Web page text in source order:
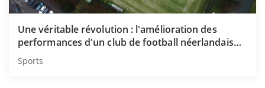
Une véritable révolution : l'amélioration des
performances d'un club de football néerlandais
grâce à Hikvision
Sports